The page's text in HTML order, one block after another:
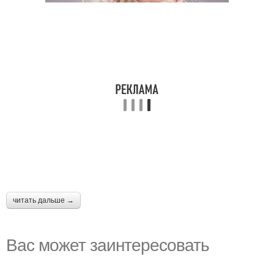
читать дальше →
Вас может заинтересовать